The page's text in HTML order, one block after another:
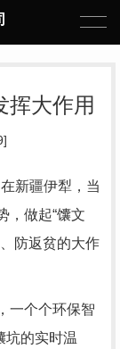
挥大作用
新疆伊犁，当
，做起“馕文
防返贫的大作
个个环保智
坑的实时温